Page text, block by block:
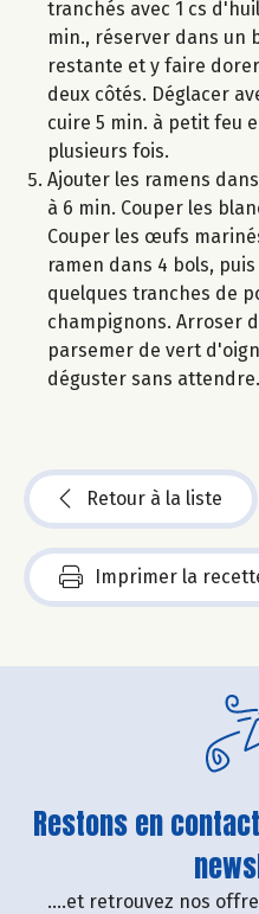
tranchés avec 1 cs
min., réserver dans un
restante et y faire
deux côtés. Déglacer
cuire 5 min. à petit feu
plusieurs fois.
Ajouter les ramens
à 6 min. Couper les
Couper les œufs
ramen dans 4 bols,
quelques tranches de
champignons. Arroser
parsemer de vert
déguster sans attendre.
Retour à la liste
Imprimer la
Restons en
....et retrouvez nos